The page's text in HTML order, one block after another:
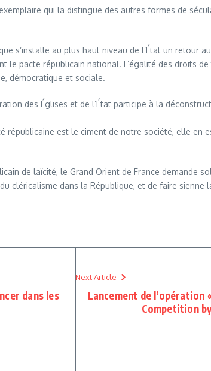
qui la distingue des autres formes de
s’installe au plus haut niveau de l’État un retour
le pacte républicain national. L’égalité des droits
démocratique et sociale.
des Églises et de l’État participe à la
républicaine est le ciment de notre société, elle
de laïcité, le Grand Orient de France demande
dans la République, et de faire sienne
dans les
Next Article
Lancement de l’opération
Competition